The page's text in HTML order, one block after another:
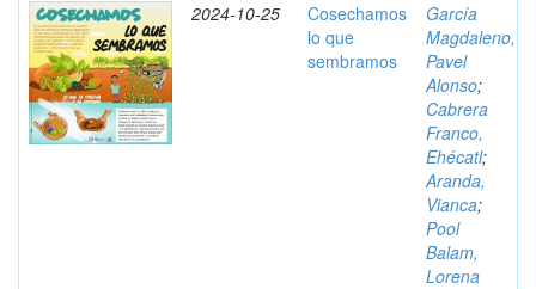
2024-10-25
Cosechamos
lo que
sembramos
García
Magdaleno,
Pavel
Alonso;
Cabrera
Franco,
Ehécatl;
Aranda,
Vianca;
Pool
Balam,
Lorena